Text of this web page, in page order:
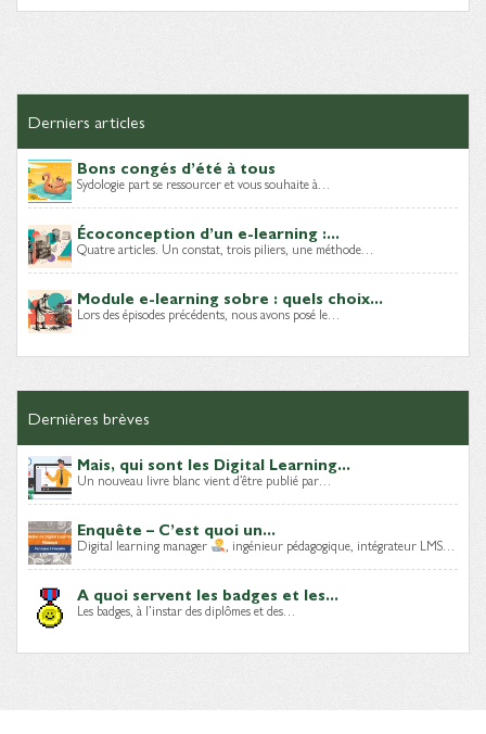
Derniers articles
Bons congés d’été à tous
Sydologie part se ressourcer et vous souhaite à…
Écoconception d’un e-learning :...
Quatre articles. Un constat, trois piliers, une méthode…
Module e-learning sobre : quels choix...
Lors des épisodes précédents, nous avons posé le…
Dernières brèves
Mais, qui sont les Digital Learning...
Un nouveau livre blanc vient d’être publié par…
Enquête – C’est quoi un...
Digital learning manager , ingénieur pédagogique, intégrateur LMS…
A quoi servent les badges et les...
Les badges, à l’instar des diplômes et des…